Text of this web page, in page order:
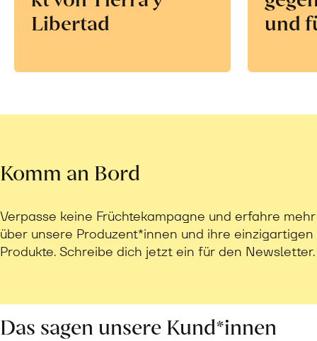
Libertad
und
Komm an Bord
Verpasse keine Früchtekampagne und erfahre mehr
über unsere Produzent*innen und ihre einzigartigen
Produkte. Schreibe dich jetzt ein für den Newsletter.
Das sagen unsere Kund*innen